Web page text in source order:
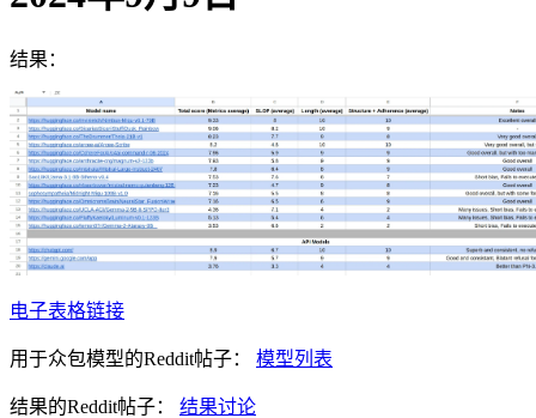
结果：
电子表格链接
用于众包模型的Reddit帖子： 模型列表
结果的Reddit帖子： 结果讨论